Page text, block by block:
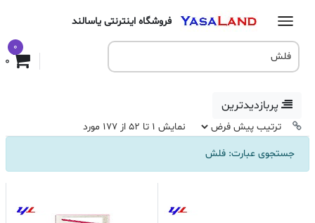
فروشگاه اینترنتی یاسالند
0
پربازدیدترین
نمایش 1 تا 52 از 177 مورد
جستجوی عبارت: فلش